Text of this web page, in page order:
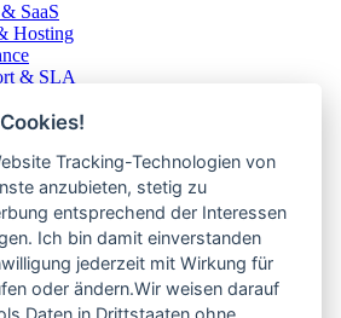
SaaS
Hosting
& SLA
Tracking-Technologien von
anzubieten, stetig zu
entsprechend der Interessen
Ich bin damit einverstanden
jederzeit mit Wirkung für
oder ändern.Wir weisen darauf
Daten in Drittstaaten ohne